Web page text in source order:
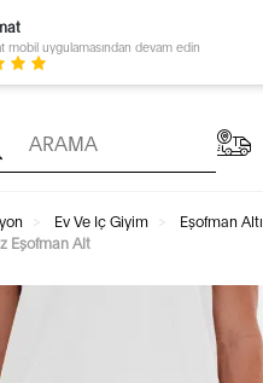
mobil uygulamasından devam edin
Ev Ve Iç Giyim Eşofman Altı
Eşofman Alt